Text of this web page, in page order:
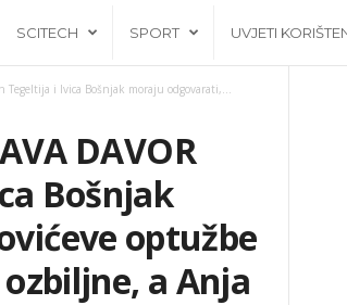
SCITECH SPORT UVJETI
Tegeltija i Ivica Bošnjak moraju odgovarati,...
DAVOR
Bošnjak
optužbe
a Anja